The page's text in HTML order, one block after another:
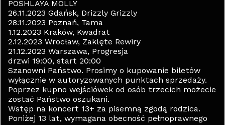
POSHLAYA MOLLY
26.11.2023 Gdańsk, Drizzly Grizzly
28.11.2023 Poznań, Tama
1.12.2023 Kraków, Kwadrat
2.12.2023 Wrocław, Zaklęte Rewiry
21.12.2023 Warszawa, Progresja
drzwi 19:00, start 20:00
Szanowni Państwo. Prosimy o kupowanie biletów
wyłącznie w autoryzowanych punktach sprzedaży.
Poprzez kupno wejściówek od osób trzecich możecie
zostać Państwo oszukani.
Wstęp na koncert 13+ za pisemną zgodą rodzica.
Poniżej 13 lat, wymagana obecność pełnoprawnego